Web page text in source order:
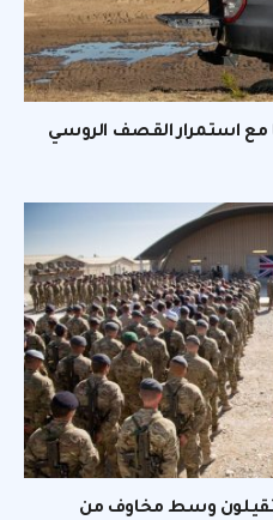
مع استمرار القصف الروسي
وسط مخاوف من